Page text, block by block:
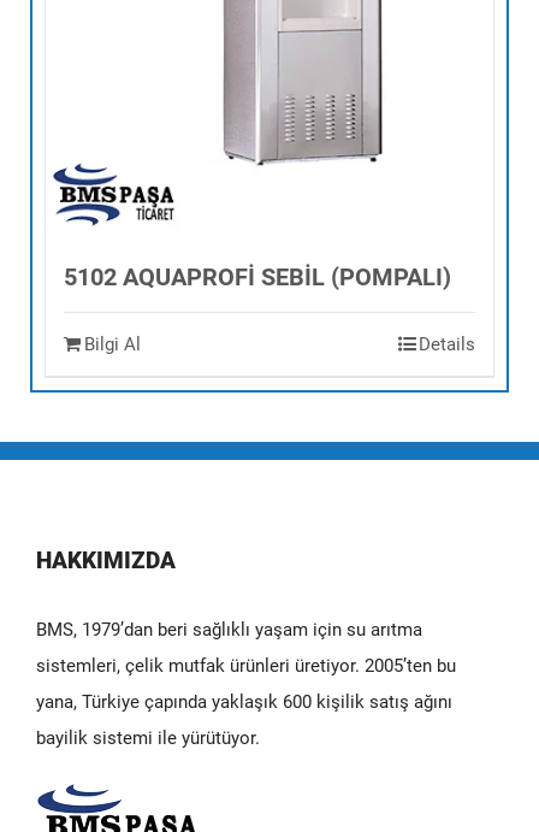
5102 AQUAPROFİ SEBİL (POMPALI)
Bilgi Al Details
HAKKIMIZDA
BMS, 1979’dan beri sağlıklı yaşam için su arıtma
sistemleri, çelik mutfak ürünleri üretiyor. 2005’ten bu
yana, Türkiye çapında yaklaşık 600 kişilik satış ağını
bayilik sistemi ile yürütüyor.